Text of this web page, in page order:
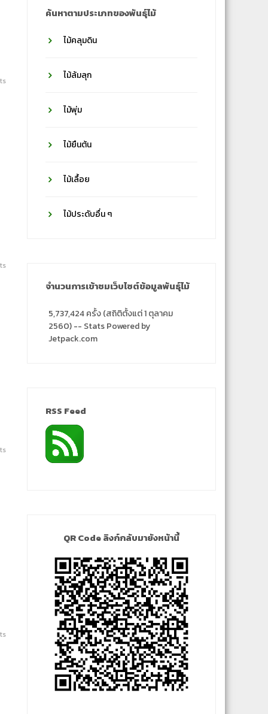
ค้นหาตามประเภทของพันธุ์ไม้
ไม้คลุมดิน
ไม้ล้มลุก
ไม้พุ่ม
ไม้ยืนต้น
ไม้เลื้อย
ไม้ประดับอื่น ๆ
จำนวนการเข้าชมเว็บไซต์ข้อมูลพันธุ์ไม้
5,737,424 ครั้ง (สถิติตั้งแต่ 1 ตุลาคม
2560) -- Stats Powered by
Jetpack.com
RSS Feed
QR Code ลิงก์กลับมายังหน้านี้